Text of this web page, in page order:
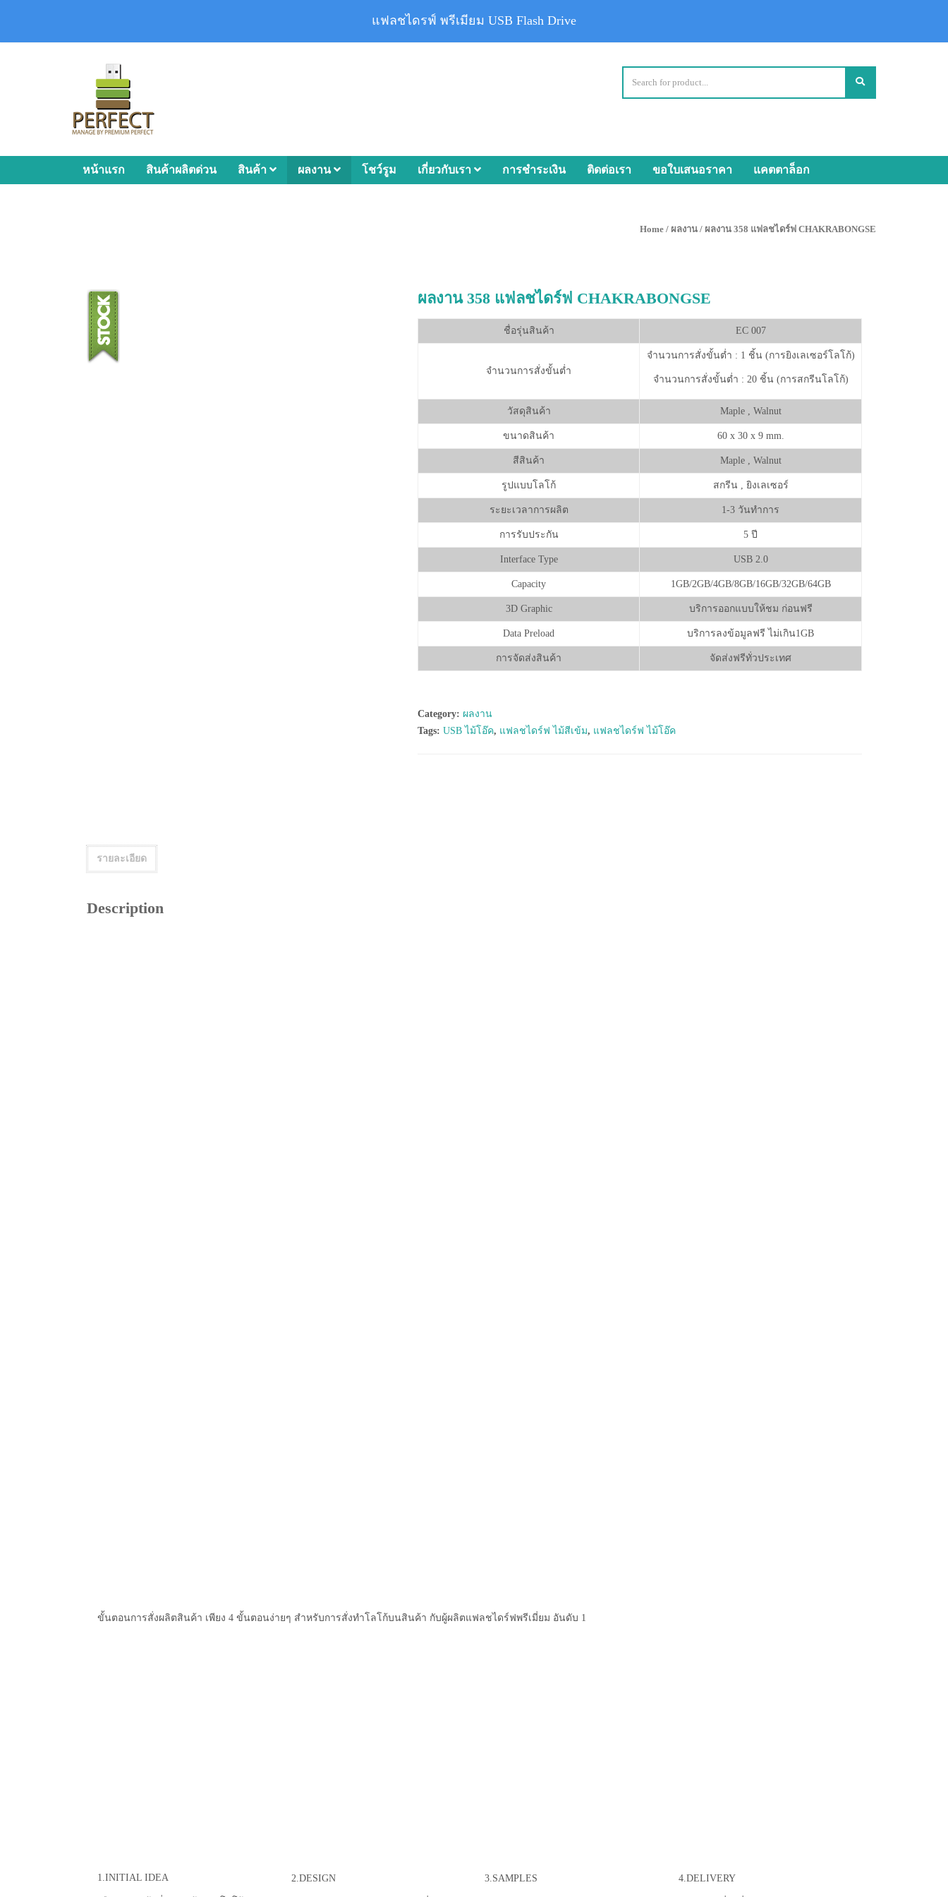
หน้าแรก สินค้าผลิตด่วน สินค้า ผลงาน โชว์รูม เกี่ยวกับเรา การชำระเงิน ติดต่อเรา ขอใบเสนอราคา แคตตาล็อก
Home / ผลงาน / ผลงาน 358 แฟลชไดร์ฟ CHAKRABONGSE
ผลงาน 358 แฟลชไดร์ฟ CHAKRABONGSE
ชื่อรุ่นสินค้า EC 007
จำนวนการสั่งขั้นต่ำ
จำนวนการสั่งขั้นต่ำ : 1 ชิ้น (การยิงเลเซอร์โลโก้)
จำนวนการสั่งขั้นต่ำ : 20 ชิ้น (การสกรีนโลโก้)
วัสดุสินค้า Maple , Walnut
ขนาดสินค้า 60 x 30 x 9 mm.
สีสินค้า Maple , Walnut
รูปแบบโลโก้ สกรีน , ยิงเลเซอร์
ระยะเวลาการผลิต 1-3 วันทำการ
การรับประกัน 5 ปี
Interface Type USB 2.0
Capacity 1GB/2GB/4GB/8GB/16GB/32GB/64GB
3D Graphic บริการออกแบบให้ชม ก่อนฟรี
Data Preload บริการลงข้อมูลฟรี ไม่เกิน1GB
การจัดส่งสินค้า จัดส่งฟรีทั่วประเทศ
Category: ผลงาน
Tags: USB ไม้โอ๊ค, แฟลชไดร์ฟ ไม้สีเข้ม, แฟลชไดร์ฟ ไม้โอ๊ค
รายละเอียด
Description
ขั้นตอนการสั่งผลิตสินค้า เพียง 4 ขั้นตอนง่ายๆ สำหรับการสั่งทำโลโก้บนสินค้า กับผู้ผลิตแฟลชไดร์ฟพรีเมี่ยม อันดับ 1
1.INITIAL IDEA 2.DESIGN 3.SAMPLES 4.DELIVERY
แฟลชไดรฟ์ พรีเมียม USB Flash Drive